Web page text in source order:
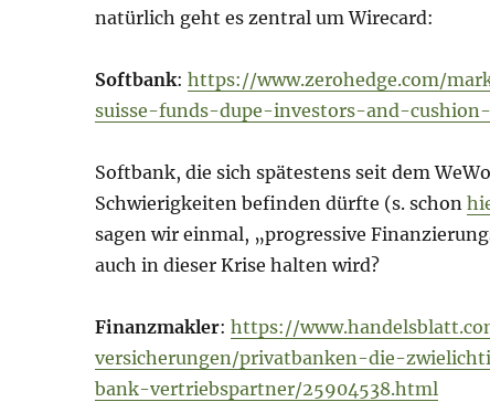
natürlich geht es zentral um Wirecard:
Softbank: https://www.zerohedge.com/
suisse-funds-dupe-investors-and-
Softbank, die sich spätestens seit dem
Schwierigkeiten befinden dürfte (s. schon
sagen wir einmal, „progressive
auch in dieser Krise halten wird?
Finanzmakler: https://
versicherungen/privatbanken-die-
bank-vertriebspartner/25904538.html